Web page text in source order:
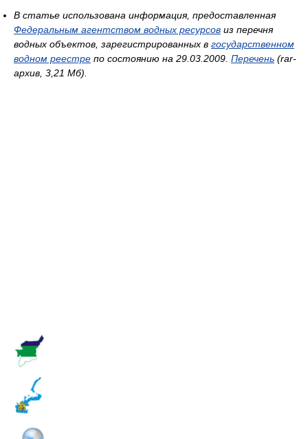
В статье использована информация, предоставленная
Федеральным агентством водных ресурсов из перечня
водных объектов, зарегистрированных в государственном
водном реестре по состоянию на 29.03.2009. Перечень (rar-
архив, 3,21 Мб).